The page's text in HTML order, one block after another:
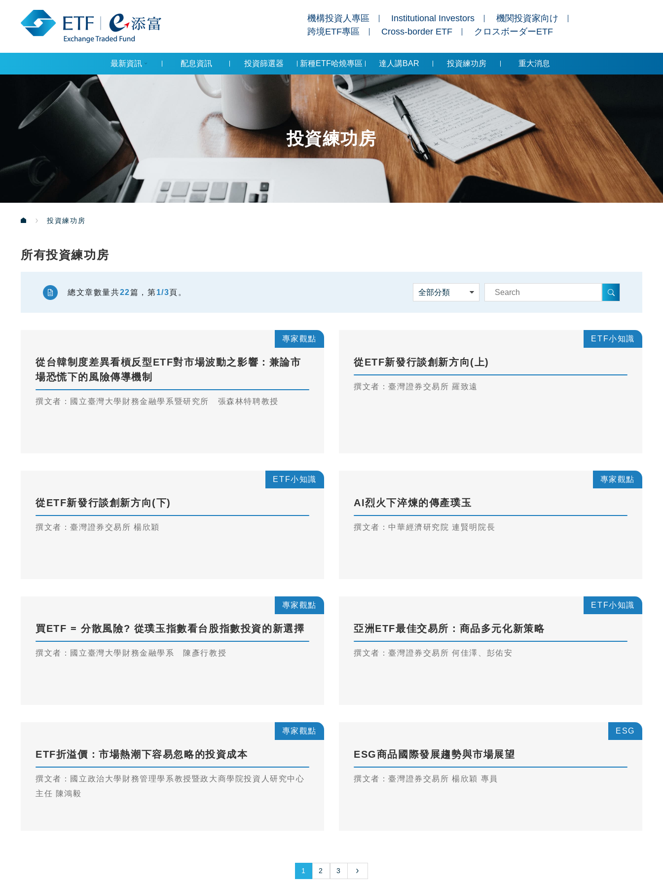
機構投資人專區 Institutional Investors
機関投資家向け
跨境ETF專區
Cross-border ETF クロスボーダーETF
最新資訊 配息資訊 投資篩選器 新種ETF哈燒專區 達人講BAR 投資練功房 重大消息
投資練功房
投資練功房
所有投資練功房
總文章數量共22篇，第1/3頁。
專家觀點
從台韓制度差異看槓反型ETF對市場波動之影響：兼論市
場恐慌下的風險傳導機制
撰文者：國立臺灣大學財務金融學系暨研究所 張森林特聘教授
ETF小知識
從ETF新發行談創新方向(上)
撰文者：臺灣證券交易所 羅致遠
ETF小知識
從ETF新發行談創新方向(下)
撰文者：臺灣證券交易所 楊欣穎
專家觀點
AI烈火下淬煉的傳產璞玉
撰文者：中華經濟研究院 連賢明院長
專家觀點
買ETF = 分散風險? 從璞玉指數看台股指數投資的新選擇
撰文者：國立臺灣大學財務金融學系 陳彥行教授
ETF小知識
亞洲ETF最佳交易所：商品多元化新策略
撰文者：臺灣證券交易所 何佳澤、彭佑安
專家觀點
ETF折溢價：市場熱潮下容易忽略的投資成本
撰文者：國立政治大學財務管理學系教授暨政大商學院投資人研究中心
主任 陳鴻毅
ESG
ESG商品國際發展趨勢與市場展望
撰文者：臺灣證券交易所 楊欣穎 專員
1 2 3